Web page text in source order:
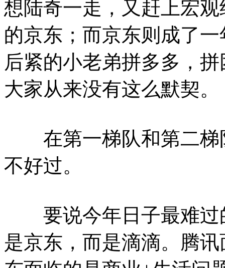
想陆奇一走，又赶上宏
的京东；而京东则成了
后紧的小老弟拼多多，
大家从来没有这么默契。
在第一梯队和第二梯
不好过。
要说今年日子最难过
是京东，而是滴滴。腾